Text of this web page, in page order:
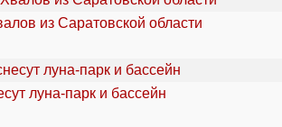
из Саратовской области
луна-парк и бассейн